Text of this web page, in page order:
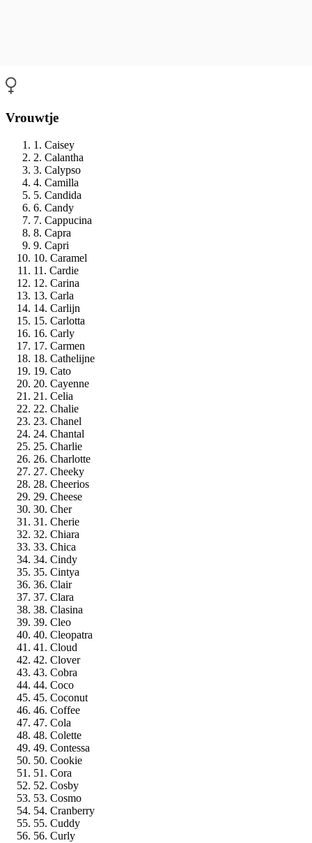
Vrouwtje
1. Caisey
2. Calantha
3. Calypso
4. Camilla
5. Candida
6. Candy
7. Cappucina
8. Capra
9. Capri
10. Caramel
11. Cardie
12. Carina
13. Carla
14. Carlijn
15. Carlotta
16. Carly
17. Carmen
18. Cathelijne
19. Cato
20. Cayenne
21. Celia
22. Chalie
23. Chanel
24. Chantal
25. Charlie
26. Charlotte
27. Cheeky
28. Cheerios
29. Cheese
30. Cher
31. Cherie
32. Chiara
33. Chica
34. Cindy
35. Cintya
36. Clair
37. Clara
38. Clasina
39. Cleo
40. Cleopatra
41. Cloud
42. Clover
43. Cobra
44. Coco
45. Coconut
46. Coffee
47. Cola
48. Colette
49. Contessa
50. Cookie
51. Cora
52. Cosby
53. Cosmo
54. Cranberry
55. Cuddy
56. Curly